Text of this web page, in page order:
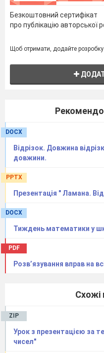
Безкоштовний сертифікат
про публікацію авторської
Щоб отримати, додайте розробку
DOCX
Відрізок. Довжина
довжини.
PPTX
Презентація " Ламана.
DOCX
Тиждень математики у
PDF
Розв’язування вправ на
Схожі
ZIP
Урок з презентацією за
чисел"